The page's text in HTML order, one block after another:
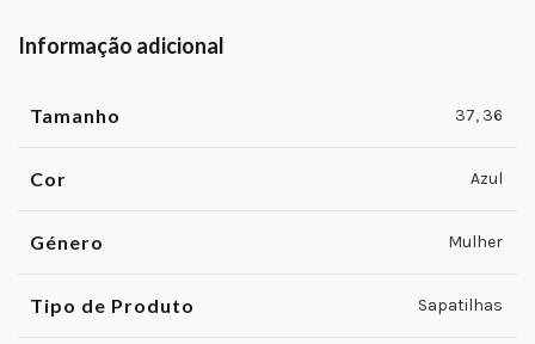
Informação adicional
Tamanho 37, 36
Cor Azul
Género Mulher
Tipo de Produto Sapatilhas